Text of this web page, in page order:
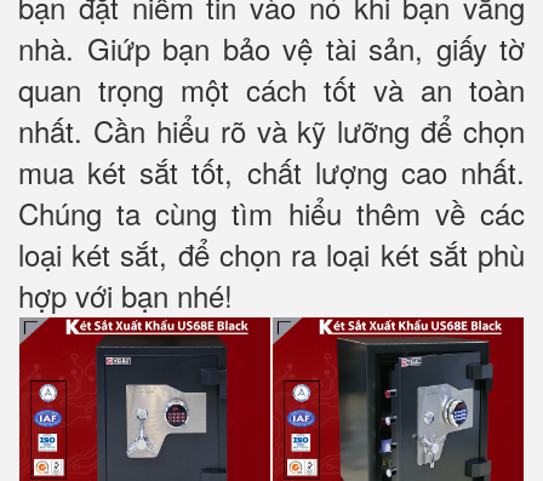
nhà. Giứp bạn bảo vệ tài sản, giấy tờ
quan trọng một cách tốt và an toàn
nhất. Cần hiểu rõ và kỹ lưỡng để chọn
mua két sắt tốt, chất lượng cao nhất.
Chúng ta cùng tìm hiểu thêm về các
loại két sắt, để chọn ra loại két sắt phù
hợp với bạn nhé!